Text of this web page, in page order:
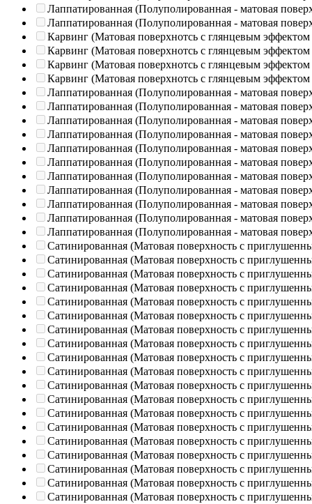
Лаппатированная (Полуполированная - матовая
Лаппатированная (Полуполированная - матовая
Карвинг (Матовая поверхнотсь с глянцевым эффектом
Карвинг (Матовая поверхнотсь с глянцевым эффектом
Карвинг (Матовая поверхнотсь с глянцевым эффектом
Карвинг (Матовая поверхнотсь с глянцевым эффектом
Лаппатированная (Полуполированная - матовая
Лаппатированная (Полуполированная - матовая
Лаппатированная (Полуполированная - матовая
Лаппатированная (Полуполированная - матовая
Лаппатированная (Полуполированная - матовая
Лаппатированная (Полуполированная - матовая
Лаппатированная (Полуполированная - матовая
Лаппатированная (Полуполированная - матовая
Лаппатированная (Полуполированная - матовая
Лаппатированная (Полуполированная - матовая
Лаппатированная (Полуполированная - матовая
Сатинированная (Матовая поверхность с
Сатинированная (Матовая поверхность с
Сатинированная (Матовая поверхность с
Сатинированная (Матовая поверхность с
Сатинированная (Матовая поверхность с
Сатинированная (Матовая поверхность с
Сатинированная (Матовая поверхность с
Сатинированная (Матовая поверхность с
Сатинированная (Матовая поверхность с
Сатинированная (Матовая поверхность с
Сатинированная (Матовая поверхность с
Сатинированная (Матовая поверхность с
Сатинированная (Матовая поверхность с
Сатинированная (Матовая поверхность с
Сатинированная (Матовая поверхность с
Сатинированная (Матовая поверхность с
Сатинированная (Матовая поверхность с
Сатинированная (Матовая поверхность с
Сатинированная (Матовая поверхность с